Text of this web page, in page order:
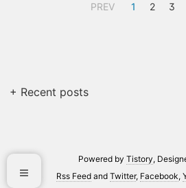
PREV 1 2 3
+ Recent posts
Powered by Tistory,
Rss Feed and Twitter, Facebook,